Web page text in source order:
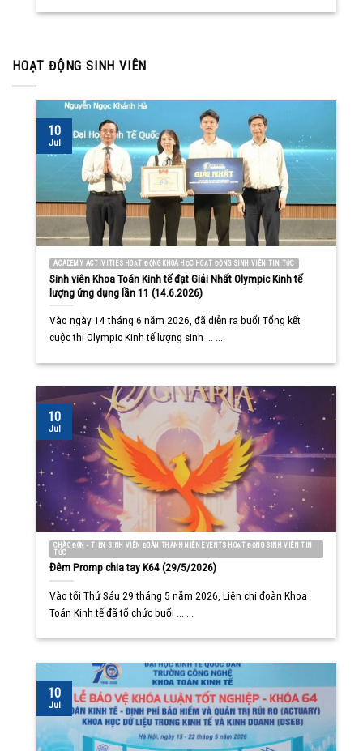
HOẠT ĐỘNG SINH VIÊN
ACADEMY ACTIVITIES HOẠT ĐỘNG KHOA HỌC HOẠT ĐỘNG SINH VIÊN TIN TỨC
Sinh viên Khoa Toán Kinh tế đạt Giải Nhất Olympic Kinh tế
lượng ứng dụng lần 11 (14.6.2026)
Vào ngày 14 tháng 6 năm 2026, đã diễn ra buổi Tổng kết
cuộc thi Olympic Kinh tế lượng sinh ... ...
10
Jul
CHÀO ĐÓN - TIỄN SINH VIÊN ĐOÀN THANH NIÊN EVENTS HOẠT ĐỘNG SINH VIÊN TIN
TỨC
Đêm Promp chia tay K64 (29/5/2026)
Vào tối Thứ Sáu 29 tháng 5 năm 2026, Liên chi đoàn Khoa
Toán Kinh tế đã tổ chức buổi ... ...
10
Jul
10
Jul